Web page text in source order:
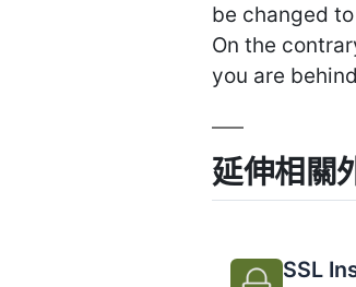
be changed to
On the
you are
延伸相關